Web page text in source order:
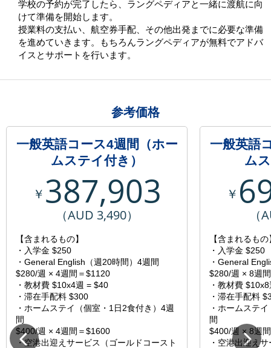
学校の予約が完了したら、ラングペディアと一緒に渡航に向
けて準備を開始します。
授業料の支払い、航空券手配、その他出発までに必要な準備
を進めていきます。もちろんラングペディアが無料でアドバ
イスとサポートを行います。
参考価格
一般英語コース4週間（ホー
ムステイ付き）
￥ 387,903
（AUD 3,490）
【含まれるもの】
・入学金 $250
・General English（週20時間）4週間
$280/週 × 4週間＝$1120
・教材費 $10x4週 = $40
・滞在手配料 $300
・ホームステイ（個室・1日2食付き）4週
間
$400/週 × 4週間＝$1600
・空港出迎えサービス（ゴールドコースト
一般英語
ム
￥
（
【含まれるもの
・入学金 $250
・General
$280/週 × 8週
・教材費
・滞在手配料
・ホームステ
間
$400/週 × 8週
・空港出迎え